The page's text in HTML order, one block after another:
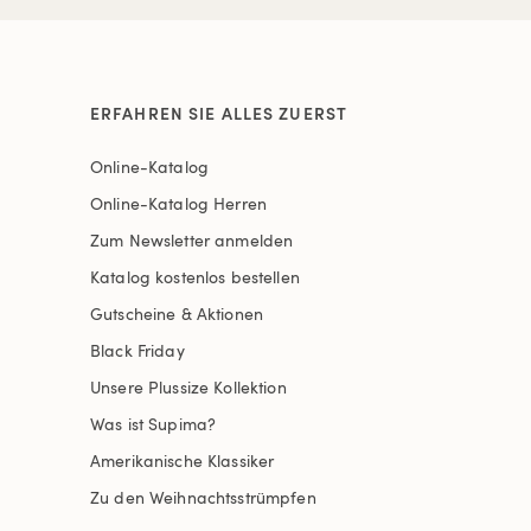
ERFAHREN SIE ALLES ZUERST
Online-Katalog
Online-Katalog Herren
Zum Newsletter anmelden
Katalog kostenlos bestellen
Gutscheine & Aktionen
Black Friday
Unsere Plussize Kollektion
Was ist Supima?
Amerikanische Klassiker
Zu den Weihnachtsstrümpfen